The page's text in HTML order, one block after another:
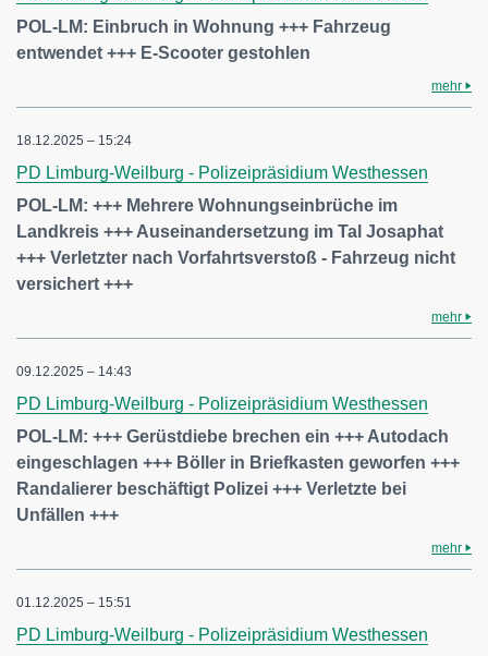
POL-LM: Einbruch in Wohnung +++ Fahrzeug
entwendet +++ E-Scooter gestohlen
mehr
18.12.2025 – 15:24
PD Limburg-Weilburg - Polizeipräsidium Westhessen
POL-LM: +++ Mehrere Wohnungseinbrüche im
Landkreis +++ Auseinandersetzung im Tal Josaphat
+++ Verletzter nach Vorfahrtsverstoß - Fahrzeug nicht
versichert +++
mehr
09.12.2025 – 14:43
PD Limburg-Weilburg - Polizeipräsidium Westhessen
POL-LM: +++ Gerüstdiebe brechen ein +++ Autodach
eingeschlagen +++ Böller in Briefkasten geworfen +++
Randalierer beschäftigt Polizei +++ Verletzte bei
Unfällen +++
mehr
01.12.2025 – 15:51
PD Limburg-Weilburg - Polizeipräsidium Westhessen